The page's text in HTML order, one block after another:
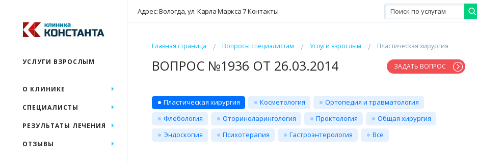
Адрес: Вологда, ул. Карла Маркса 7Контакты
Главная страница Вопросы специалистам Услуги взрослым Пластическая хирургия
ВОПРОС №1936 ОТ 26.03.2014 ЗАДАТЬ ВОПРОС
Пластическая хирургия Косметология
Ортопедия и травматология
Флебология
Оториноларингология Проктология
Общая хирургия
Эндоскопия
Психотерапия Гастроэнтерология Все
УСЛУГИ ВЗРОСЛЫМ
О КЛИНИКЕ
СПЕЦИАЛИСТЫ
РЕЗУЛЬТАТЫ ЛЕЧЕНИЯ
ОТЗЫВЫ